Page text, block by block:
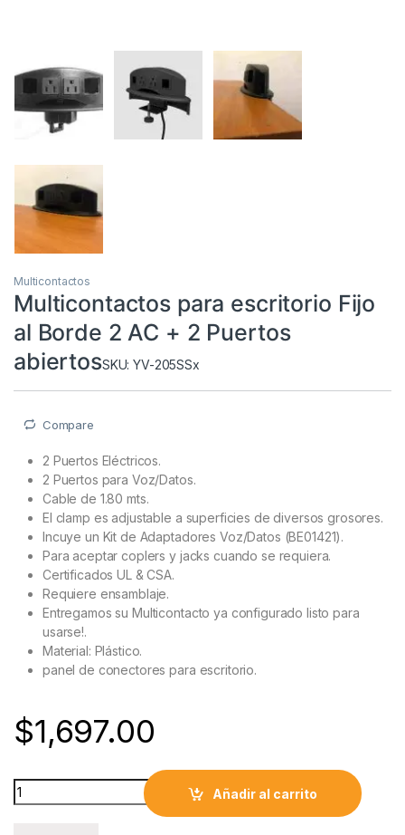
Multicontactos
Multicontactos para escritorio Fijo
al Borde 2 AC + 2 Puertos
abiertosSKU: YV-205SSx
Compare
2 Puertos Eléctricos.
2 Puertos para Voz/Datos.
Cable de 1.80 mts.
El clamp es adjustable a superficies de diversos grosores.
Incuye un Kit de Adaptadores Voz/Datos (BE01421).
Para aceptar coplers y jacks cuando se requiera.
Certificados UL & CSA.
Requiere ensamblaje.
Entregamos su Multicontacto ya configurado listo para
usarse!.
Material: Plástico.
panel de conectores para escritorio.
$1,697.00
Multicontactos para escritorio Fijo al Borde 2 AC + 2 Puertos
Añadir al carrito